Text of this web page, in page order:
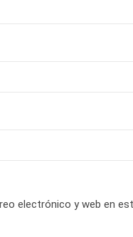
electrónico y web en